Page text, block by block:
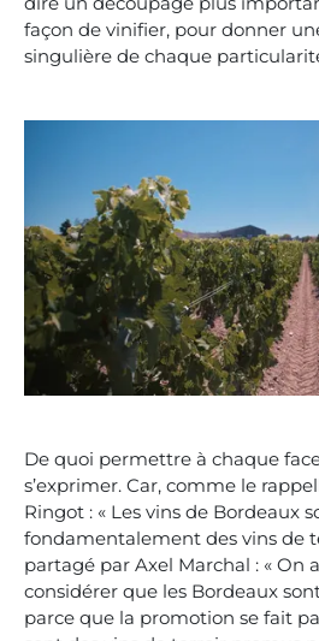
façon de vinifier, pour donner
singulière de chaque
De quoi permettre à chaque
s’exprimer. Car, comme le
Ringot : « Les vins de Bordeaux
fondamentalement des vins de
partagé par Axel Marchal : « On
considérer que les Bordeaux
parce que la promotion se fait